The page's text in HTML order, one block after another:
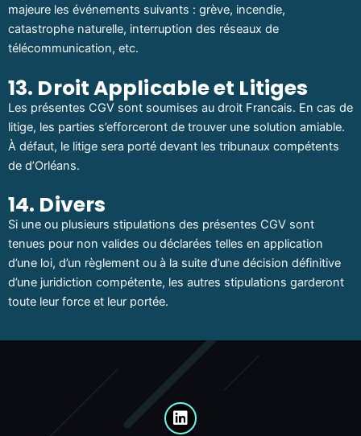
majeure les événements suivants : grève, incendie,
catastrophe naturelle, interruption des réseaux de
télécommunication, etc.
13. Droit Applicable et Litiges
Les présentes CGV sont soumises au droit Francais. En cas de
litige, les parties s’efforceront de trouver une solution amiable.
À défaut, le litige sera porté devant les tribunaux compétents
de d’Orléans.
14. Divers
Si une ou plusieurs stipulations des présentes CGV sont
tenues pour non valides ou déclarées telles en application
d’une loi, d’un règlement ou à la suite d’une décision définitive
d’une juridiction compétente, les autres stipulations garderont
toute leur force et leur portée.
L
i